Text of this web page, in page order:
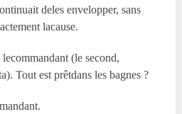
deles envelopper, sans
lacause.
(le second,
Tout est prêtdans les bagnes ?